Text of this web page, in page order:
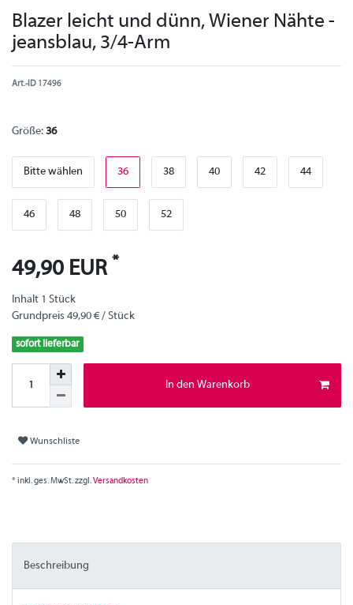
Blazer leicht und dünn, Wiener Nähte -
jeansblau, 3/4-Arm
Art.-ID 17496
Größe: 36
Bitte wählen 36 38 40 42 44
46 48 50 52
49,90 EUR *
Inhalt 1 Stück
Grundpreis 49,90 € / Stück
sofort lieferbar
In den Warenkorb
Wunschliste
* inkl. ges. MwSt. zzgl.Versandkosten
Beschreibung